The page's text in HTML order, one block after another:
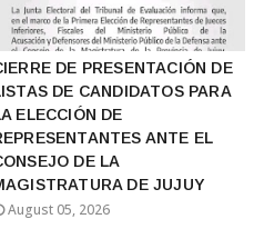
DE PRESENTACIÓN DE
DE CANDIDATOS PARA
ELECCIÓN DE
ANTE EL
DE LA
DE JUJUY
August 05, 2026